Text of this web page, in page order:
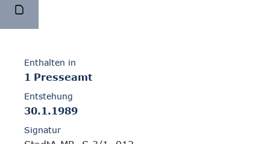
Enthalten in
1 Presseamt
Entstehung
30.1.1989
Signatur